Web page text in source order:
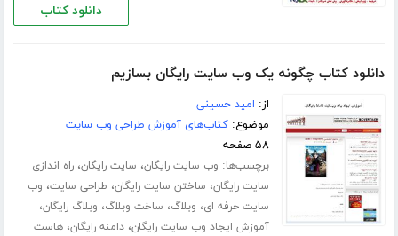
دانلود کتاب
دانلود کتاب چگونه یک وب سایت رایگان بسازیم
از: امید حسینی
موضوع:کتاب‌های آموزش طراحی وب سایت
۵۸ صفحه
برچسب‌ها: وب سایت رایگان، سایت رایگان،راه اندازی
سایت رایگان، ساختن سایت رایگان، طراحی سایت، وب
سایت حرفه ای، وبلاگ، ساخت وبلاگ، وبلاگ رایگان،
آموزش ایجاد وب سایت رایگان،دامنه رایگان،هاست